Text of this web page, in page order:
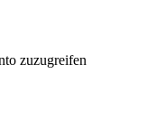
zuzugreifen